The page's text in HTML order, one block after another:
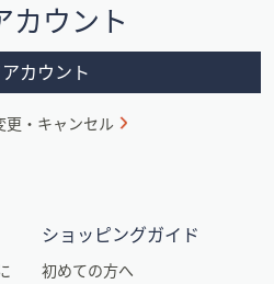
カウント
カウント
更・キャンセル
ショッピングガイド
初めての方へ